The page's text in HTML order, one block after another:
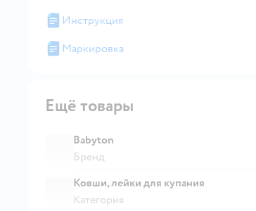
Инструкция
Маркировка
Ещё товары
Babyton
Бренд
Ковши, лейки для купания
Категория